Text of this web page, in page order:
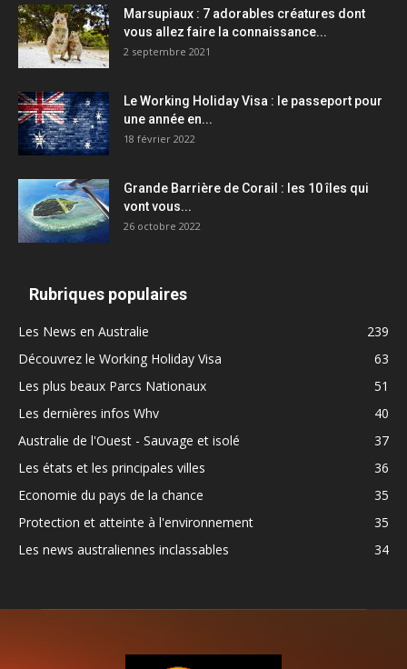
Marsupiaux : 7 adorables créatures dont
vous allez faire la connaissance...
2 septembre 2021
Le Working Holiday Visa : le passeport pour
une année en...
18 février 2022
Grande Barrière de Corail : les 10 îles qui
vont vous...
26 octobre 2022
Rubriques populaires
Les News en Australie
239
Découvrez le Working Holiday Visa
63
Les plus beaux Parcs Nationaux
51
Les dernières infos Whv
40
Australie de l'Ouest - Sauvage et isolé
37
Les états et les principales villes
36
Economie du pays de la chance
35
Protection et atteinte à l'environnement
35
Les news australiennes inclassables
34